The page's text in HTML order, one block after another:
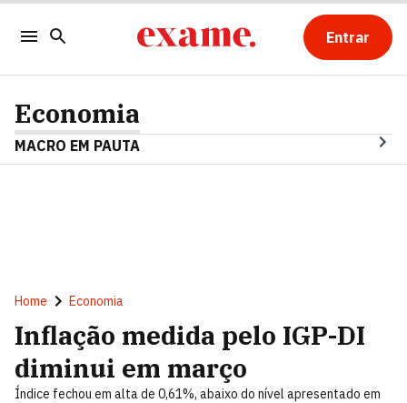
Entrar
Economia
MACRO EM PAUTA
Home Economia
Inflação medida pelo IGP-DI
diminui em março
Índice fechou em alta de 0,61%, abaixo do nível apresentado em